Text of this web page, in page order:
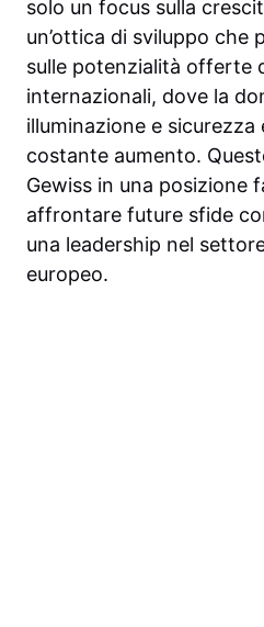
solo un focus sulla
un’ottica di sviluppo che
sulle potenzialità offerte
internazionali, dove la
illuminazione e
costante aumento.
Gewiss in una posizione
affrontare future sfide
una leadership nel
europeo.